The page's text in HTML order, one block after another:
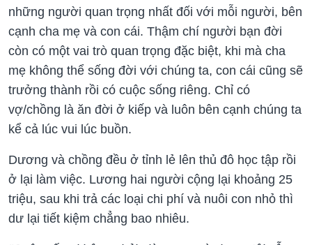
những người quan trọng nhất đối với mỗi người, bên
cạnh cha mẹ và con cái. Thậm chí người bạn đời
còn có một vai trò quan trọng đặc biệt, khi mà cha
mẹ không thể sống đời với chúng ta, con cái cũng sẽ
trưởng thành rồi có cuộc sống riêng. Chỉ có
vợ/chồng là ăn đời ở kiếp và luôn bên cạnh chúng ta
kể cả lúc vui lúc buồn.
Dương và chồng đều ở tỉnh lẻ lên thủ đô học tập rồi
ở lại làm việc. Lương hai người cộng lại khoảng 25
triệu, sau khi trả các loại chi phí và nuôi con nhỏ thì
dư lại tiết kiệm chẳng bao nhiêu.